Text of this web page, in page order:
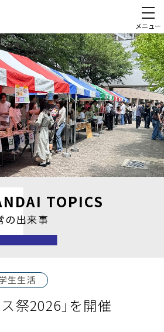
メニュー
TOPICS
の出来事
生生活
祭2026」を開催